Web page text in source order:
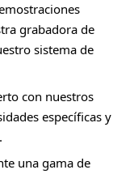
grabadora de
sistema de
con nuestros
específicas y
una gama de